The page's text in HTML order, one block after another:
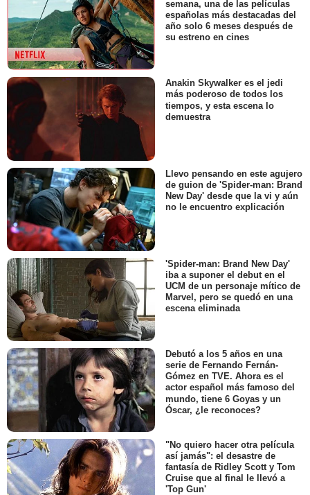
semana, una de las películas
españolas más destacadas del
año solo 6 meses después de
su estreno en cines
Anakin Skywalker es el jedi
más poderoso de todos los
tiempos, y esta escena lo
demuestra
Llevo pensando en este agujero
de guion de 'Spider-man: Brand
New Day' desde que la vi y aún
no le encuentro explicación
'Spider-man: Brand New Day'
iba a suponer el debut en el
UCM de un personaje mítico de
Marvel, pero se quedó en una
escena eliminada
Debutó a los 5 años en una
serie de Fernando Fernán-
Gómez en TVE. Ahora es el
actor español más famoso del
mundo, tiene 6 Goyas y un
Óscar, ¿le reconoces?
"No quiero hacer otra película
así jamás": el desastre de
fantasía de Ridley Scott y Tom
Cruise que al final le llevó a
'Top Gun'